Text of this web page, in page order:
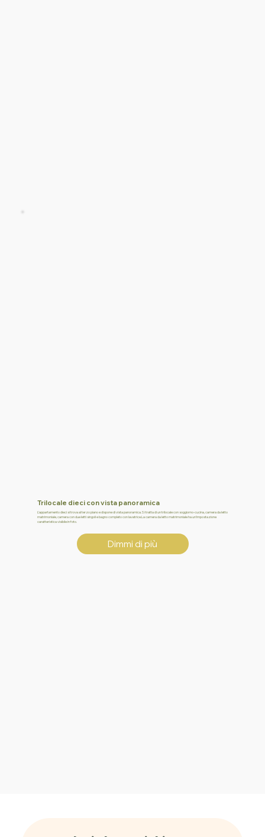
Trilocale dieci con vista panoramica
L’appartamento dieci si trova al terzo piano e dispone di vista panoramica.Si tratta di un trilocale con soggiorno-cucina, camera da letto
matrimoniale, camera con due letti singoli e bagno completo con lavatrice.La camera da letto matrimoniale ha un’impostazione
caratteristica visibile in foto.
Dimmi di più